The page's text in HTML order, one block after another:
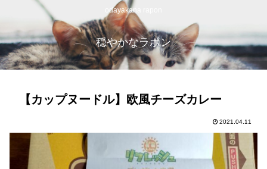
odayakana rapon
穏やかなラポン
【カップヌードル】欧風チーズカレー
2021.04.11